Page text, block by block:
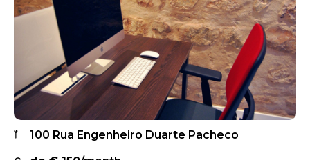
100 Rua Engenheiro Duarte Pacheco